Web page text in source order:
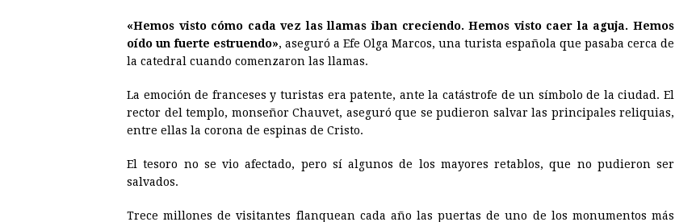
«Hemos visto cómo cada vez las llamas iban creciendo. Hemos visto caer la aguja. Hemos
oído un fuerte estruendo», aseguró a Efe Olga Marcos, una turista española que pasaba cerca de
la catedral cuando comenzaron las llamas.
La emoción de franceses y turistas era patente, ante la catástrofe de un símbolo de la ciudad. El
rector del templo, monseñor Chauvet, aseguró que se pudieron salvar las principales reliquias,
entre ellas la corona de espinas de Cristo.
El tesoro no se vio afectado, pero sí algunos de los mayores retablos, que no pudieron ser
salvados.
Trece millones de visitantes flanquean cada año las puertas de uno de los monumentos más